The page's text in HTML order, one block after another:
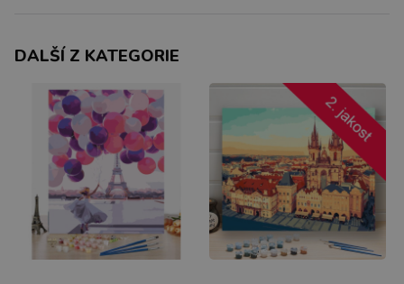
DALŠÍ Z KATEGORIE